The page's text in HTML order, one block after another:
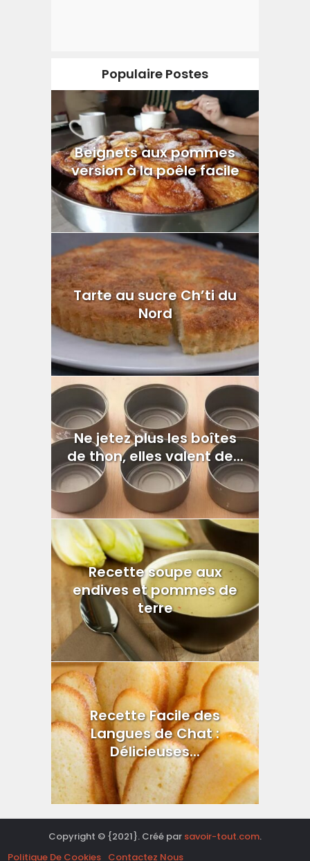
Populaire Postes
Beignets aux pommes
version à la poêle facile
Tarte au sucre Ch’ti du
Nord
Ne jetez plus les boîtes
de thon, elles valent de...
Recette soupe aux
endives et pommes de
terre
Recette Facile des
Langues de Chat :
Délicieuses...
Copyright © {2021}. Créé par savoir-tout.com.
Politique De Cookies Contactez Nous